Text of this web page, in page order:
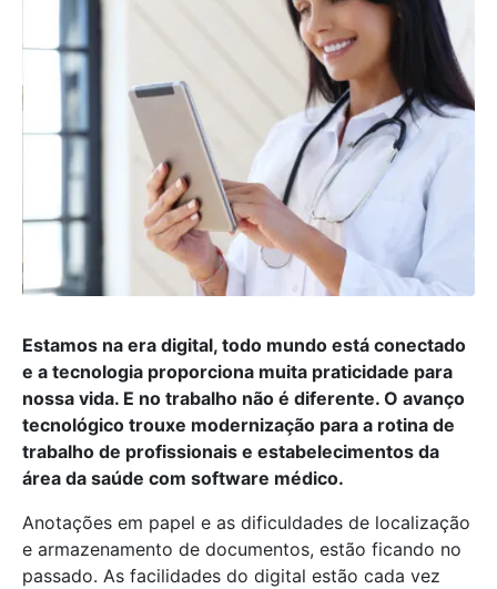
Estamos na era digital, todo mundo está conectado
e a tecnologia proporciona muita praticidade para
nossa vida. E no trabalho não é diferente. O avanço
tecnológico trouxe modernização para a rotina de
trabalho de profissionais e estabelecimentos da
área da saúde com software médico.
Anotações em papel e as dificuldades de localização
e armazenamento de documentos, estão ficando no
passado. As facilidades do digital estão cada vez